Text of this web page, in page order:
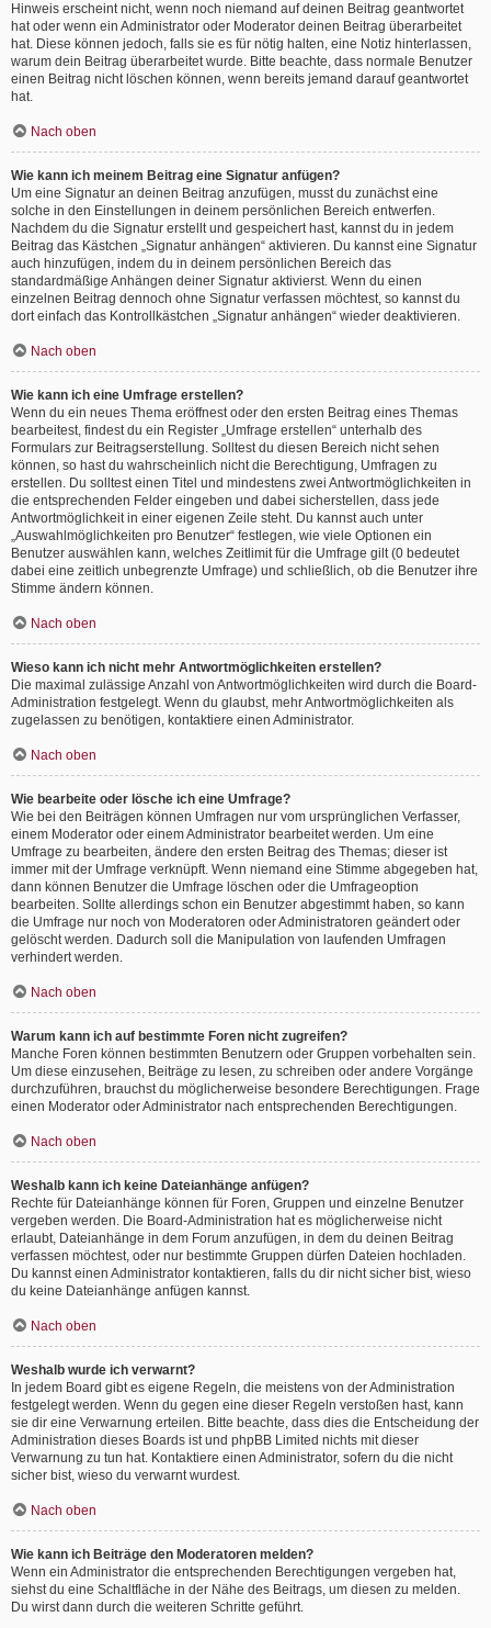
Hinweis erscheint nicht, wenn noch niemand auf deinen Beitrag geantwortet
hat oder wenn ein Administrator oder Moderator deinen Beitrag überarbeitet
hat. Diese können jedoch, falls sie es für nötig halten, eine Notiz hinterlassen,
warum dein Beitrag überarbeitet wurde. Bitte beachte, dass normale Benutzer
einen Beitrag nicht löschen können, wenn bereits jemand darauf geantwortet
hat.
Nach oben
Wie kann ich meinem Beitrag eine Signatur anfügen?
Um eine Signatur an deinen Beitrag anzufügen, musst du zunächst eine
solche in den Einstellungen in deinem persönlichen Bereich entwerfen.
Nachdem du die Signatur erstellt und gespeichert hast, kannst du in jedem
Beitrag das Kästchen „Signatur anhängen“ aktivieren. Du kannst eine Signatur
auch hinzufügen, indem du in deinem persönlichen Bereich das
standardmäßige Anhängen deiner Signatur aktivierst. Wenn du einen
einzelnen Beitrag dennoch ohne Signatur verfassen möchtest, so kannst du
dort einfach das Kontrollkästchen „Signatur anhängen“ wieder deaktivieren.
Nach oben
Wie kann ich eine Umfrage erstellen?
Wenn du ein neues Thema eröffnest oder den ersten Beitrag eines Themas
bearbeitest, findest du ein Register „Umfrage erstellen“ unterhalb des
Formulars zur Beitragserstellung. Solltest du diesen Bereich nicht sehen
können, so hast du wahrscheinlich nicht die Berechtigung, Umfragen zu
erstellen. Du solltest einen Titel und mindestens zwei Antwortmöglichkeiten in
die entsprechenden Felder eingeben und dabei sicherstellen, dass jede
Antwortmöglichkeit in einer eigenen Zeile steht. Du kannst auch unter
„Auswahlmöglichkeiten pro Benutzer“ festlegen, wie viele Optionen ein
Benutzer auswählen kann, welches Zeitlimit für die Umfrage gilt (0 bedeutet
dabei eine zeitlich unbegrenzte Umfrage) und schließlich, ob die Benutzer ihre
Stimme ändern können.
Nach oben
Wieso kann ich nicht mehr Antwortmöglichkeiten erstellen?
Die maximal zulässige Anzahl von Antwortmöglichkeiten wird durch die Board-
Administration festgelegt. Wenn du glaubst, mehr Antwortmöglichkeiten als
zugelassen zu benötigen, kontaktiere einen Administrator.
Nach oben
Wie bearbeite oder lösche ich eine Umfrage?
Wie bei den Beiträgen können Umfragen nur vom ursprünglichen Verfasser,
einem Moderator oder einem Administrator bearbeitet werden. Um eine
Umfrage zu bearbeiten, ändere den ersten Beitrag des Themas; dieser ist
immer mit der Umfrage verknüpft. Wenn niemand eine Stimme abgegeben hat,
dann können Benutzer die Umfrage löschen oder die Umfrageoption
bearbeiten. Sollte allerdings schon ein Benutzer abgestimmt haben, so kann
die Umfrage nur noch von Moderatoren oder Administratoren geändert oder
gelöscht werden. Dadurch soll die Manipulation von laufenden Umfragen
verhindert werden.
Nach oben
Warum kann ich auf bestimmte Foren nicht zugreifen?
Manche Foren können bestimmten Benutzern oder Gruppen vorbehalten sein.
Um diese einzusehen, Beiträge zu lesen, zu schreiben oder andere Vorgänge
durchzuführen, brauchst du möglicherweise besondere Berechtigungen. Frage
einen Moderator oder Administrator nach entsprechenden Berechtigungen.
Nach oben
Weshalb kann ich keine Dateianhänge anfügen?
Rechte für Dateianhänge können für Foren, Gruppen und einzelne Benutzer
vergeben werden. Die Board-Administration hat es möglicherweise nicht
erlaubt, Dateianhänge in dem Forum anzufügen, in dem du deinen Beitrag
verfassen möchtest, oder nur bestimmte Gruppen dürfen Dateien hochladen.
Du kannst einen Administrator kontaktieren, falls du dir nicht sicher bist, wieso
du keine Dateianhänge anfügen kannst.
Nach oben
Weshalb wurde ich verwarnt?
In jedem Board gibt es eigene Regeln, die meistens von der Administration
festgelegt werden. Wenn du gegen eine dieser Regeln verstoßen hast, kann
sie dir eine Verwarnung erteilen. Bitte beachte, dass dies die Entscheidung der
Administration dieses Boards ist und phpBB Limited nichts mit dieser
Verwarnung zu tun hat. Kontaktiere einen Administrator, sofern du die nicht
sicher bist, wieso du verwarnt wurdest.
Nach oben
Wie kann ich Beiträge den Moderatoren melden?
Wenn ein Administrator die entsprechenden Berechtigungen vergeben hat,
siehst du eine Schaltfläche in der Nähe des Beitrags, um diesen zu melden.
Du wirst dann durch die weiteren Schritte geführt.